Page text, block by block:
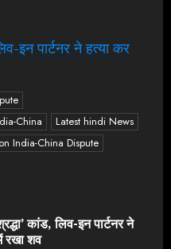
इन पार्टनर ने हत्या कर
China
Latest hindi News
India-China Dispute
कांड, लिव-इन पार्टनर ने
रखा शव